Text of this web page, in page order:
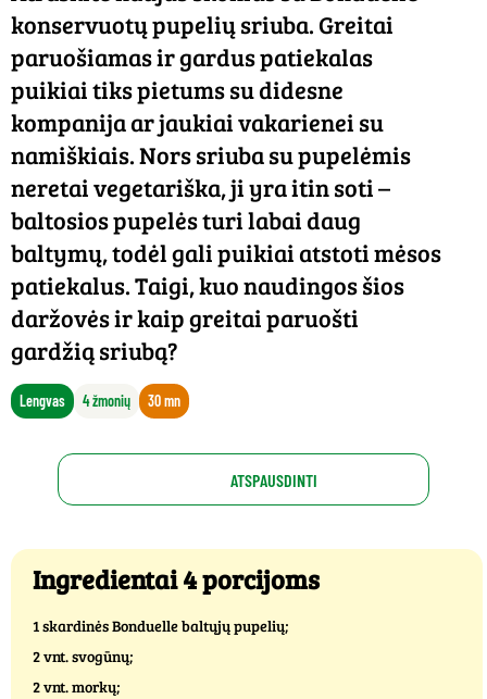
konservuotų pupelių sriuba. Greitai
paruošiamas ir gardus patiekalas
puikiai tiks pietums su didesne
kompanija ar jaukiai vakarienei su
namiškiais. Nors sriuba su pupelėmis
neretai vegetariška, ji yra itin soti –
baltosios pupelės turi labai daug
baltymų, todėl gali puikiai atstoti mėsos
patiekalus. Taigi, kuo naudingos šios
daržovės ir kaip greitai paruošti
gardžią sriubą?
Lengvas 4 žmonių 30 mn
ATSPAUSDINTI
Ingredientai 4 porcijoms
1 skardinės Bonduelle baltųjų pupelių;
2 vnt. svogūnų;
2 vnt. morkų;